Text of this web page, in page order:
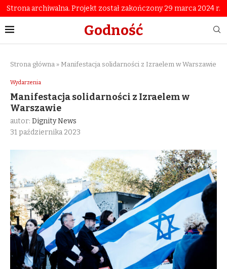
Strona archiwalna. Projekt został zakończony 29 marca 2024 r.
Godność
Strona główna » Manifestacja solidarności z Izraelem w Warszawie
Wydarzenia
Manifestacja solidarności z Izraelem w
Warszawie
autor: Dignity News
31 października 2023